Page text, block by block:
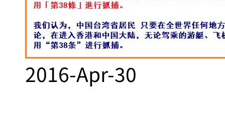
2016-Apr-30